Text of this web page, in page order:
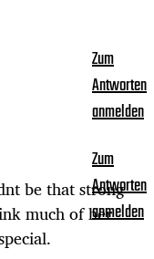
Zum
Antworten
anmelden
be that strong
much of her
Zum
Antworten
anmelden